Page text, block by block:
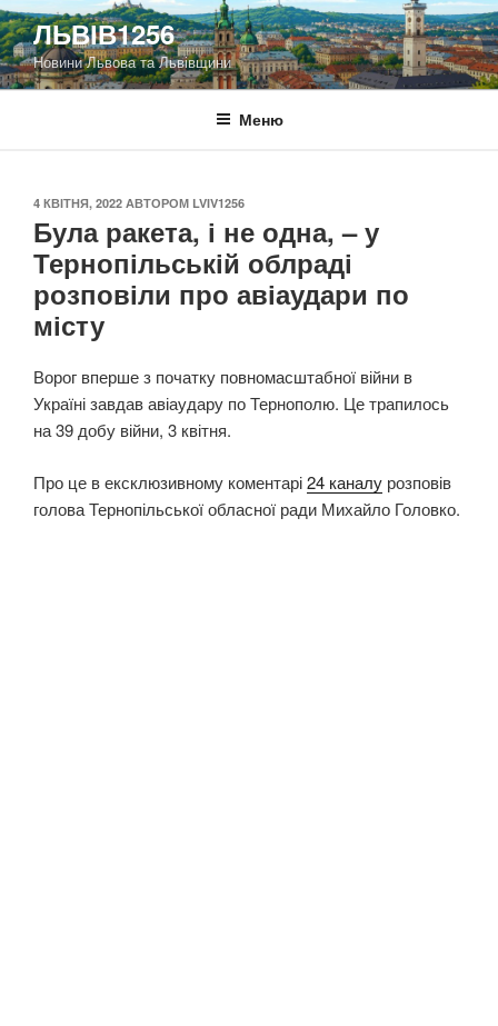
Перейти
до
вмісту
ЛЬВІВ1256
Новини Львова та Львівщини
Меню
ОПУБЛІКОВАНО
4 КВІТНЯ, 2022 АВТОРОМ LVIV1256
Була ракета, і не одна, – у
Тернопільській облраді
розповіли про авіаудари по
місту
Ворог вперше з початку повномасштабної війни в
Україні завдав авіаудару по Тернополю. Це трапилось
на 39 добу війни, 3 квітня.
Про це в ексклюзивному коментарі24 каналу розповів
голова Тернопільської обласної ради Михайло Головко.